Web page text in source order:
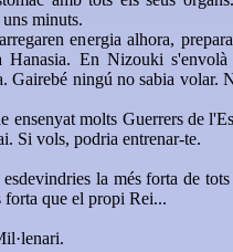
minuts.
energia alhora,
En Nizouki s'envolà
Gairebé ningú no sabia volar.
molts Guerrers de
Si vols, podria entrenar-te.
la més forta de
que el propi Rei...